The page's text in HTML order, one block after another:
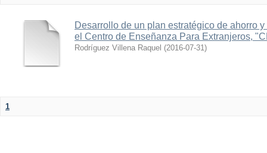
Desarrollo de un plan estratégico de ahorro
el Centro de Enseñanza Para Extranjeros,
Rodríguez Villena Raquel (2016-07-31)
1